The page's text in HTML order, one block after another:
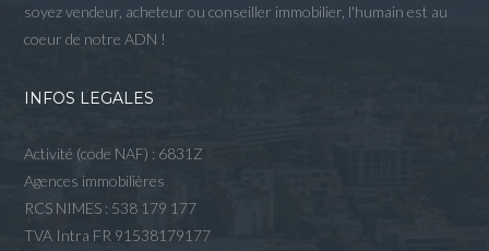
soyez vendeur, acheteur ou conseiller immobilier, l'humain est au
coeur de notre ADN !
INFOS LEGALES
Activité (code NAF) : 6831Z
Agences immobilières
RCS NIMES : 538 179 177
TVA Intra FR 91538179177